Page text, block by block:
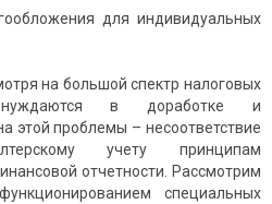
для индивидуальных
на большой спектр налоговых
в доработке и
этой проблемы – несоответствие
учету принципам
отчетности. Рассмотрим
специальных